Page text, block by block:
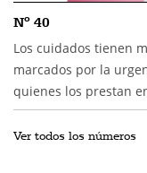
Nº 40
Los cuidados tienen
marcados por la
quienes los prestan
Ver todos los números